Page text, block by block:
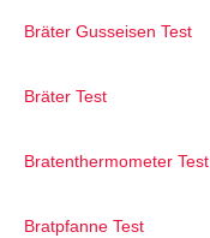
Bräter Gusseisen Test
Bräter Test
Bratenthermometer Test
Bratpfanne Test